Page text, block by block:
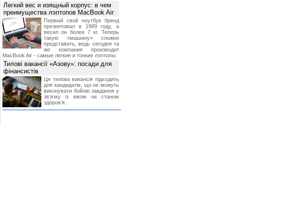
Легкий вес и изящный корпус: в чем
преимущества лэптопов MacBook Air
Первый свой ноутбук бренд
презентовал в 1989 году, а
весил он более 7 кг. Теперь
такую «машину» сложно
представить, ведь сегодня та
же компания производит
MacBook Air - самые легкие и тонкие лэптопы.
Тилові вакансії «Азову»: посади для
фінансистів
Ця тилова вакансія підходить
для кандидатів, що не можуть
виконувати бойові завдання у
звʼязку із віком чи станом
здоровʼя.